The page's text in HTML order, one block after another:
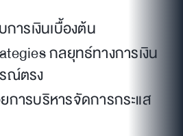
การเงินเบื้องต้น
กลยุทธ์ทางการเงิน
ณ์ตรง
การบริหารจัดการกระแส